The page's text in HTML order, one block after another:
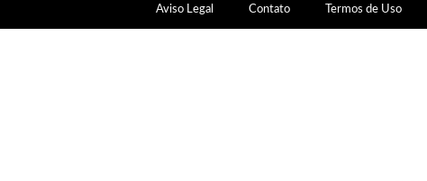
Aviso Legal Contato Termos de Uso